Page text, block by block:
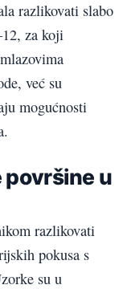
razlikovati slabo
za koji
već su
mogućnosti
površine u
razlikovati
pokusa s
su u